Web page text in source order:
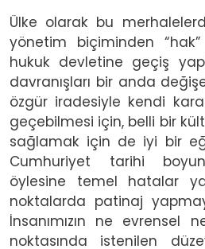
Ülke olarak bu
yönetim biçiminden
hukuk devletine geçiş
davranışları bir anda
özgür iradesiyle kendi
geçebilmesi için, belli bir
sağlamak için de iyi bir
Cumhuriyet tarihi
öylesine temel hatalar
noktalarda patinaj
İnsanımızın ne evrensel
noktasında istenilen